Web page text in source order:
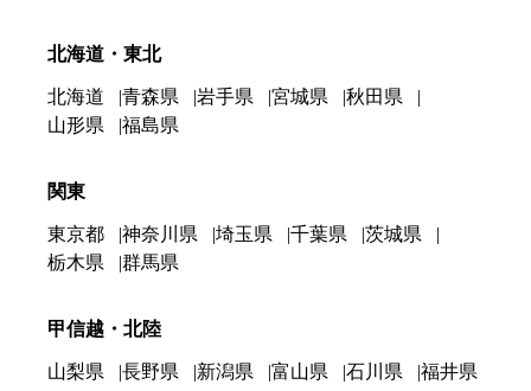
北海道・東北
北海道 青森県 岩手県 宮城県
秋田県
山形県
福島県
関東
東京都 神奈川県 埼玉県 千葉県
茨城県
栃木県
群馬県
甲信越・北陸
山梨県 長野県 新潟県 富山県 石川県 福井県